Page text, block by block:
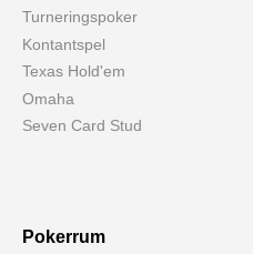
Turneringspoker
Kontantspel
Texas Hold'em
Omaha
Seven Card Stud
Pokerrum